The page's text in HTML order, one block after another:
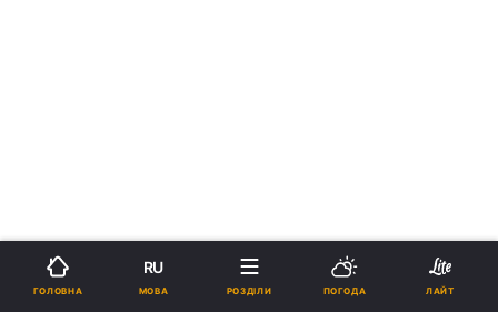
ГОЛОВНА
RU
МОВА РОЗДІЛИ ПОГОДА ЛАЙТ